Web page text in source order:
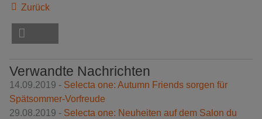
Zurück
Verwandte Nachrichten
14.09.2019 - Selecta one: Autumn Friends sorgen für
Spätsommer-Vorfreude
29.08.2019 - Selecta one: Neuheiten auf dem Salon du